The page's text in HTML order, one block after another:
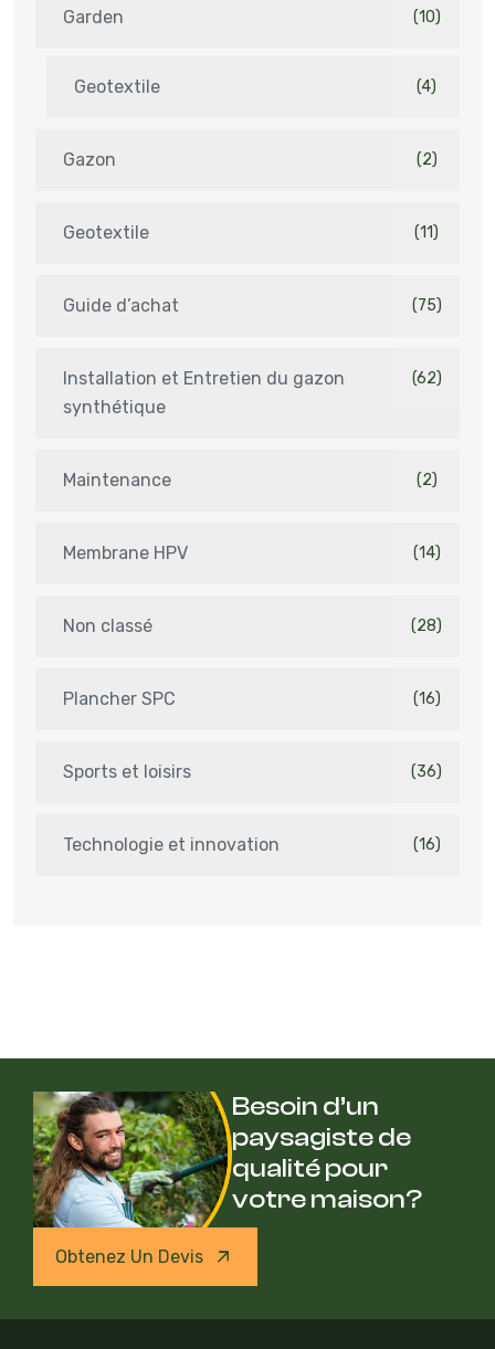
Garden (10)
Geotextile (4)
Gazon (2)
Geotextile (11)
Guide d’achat (75)
Installation et Entretien du gazon
synthétique
(62)
Maintenance (2)
Membrane HPV (14)
Non classé (28)
Plancher SPC (16)
Sports et loisirs (36)
Technologie et innovation (16)
Besoin d’un
paysagiste de
qualité pour
votre maison?
Obtenez Un Devis